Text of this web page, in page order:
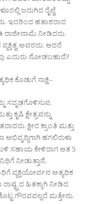
ಜರುಗಿದ ರೈಲ್ವೆ
ಇದರಿಂದ ಹತಾಶರಾದ
ರಾಜೀನಾಮೆ ನೀಡಿದರು.
ಅವರದು. ಆದರೆ
ಎದುರು ನೋಡಬಹುದೆ?
ಕೊಡುಗೆ ಸಾಕ್ಷಿ–
ಸದೃಢಗೊಳಿಸುವ,
ಕೃಷಿ ಕ್ಷೇತ್ರವನ್ನು
ಕ್ಷೀರ ಕ್ರಾಂತಿ ಮತ್ತು
ಅಭಿವೃದ್ಧಿಗಾಗಿ ಹಗಲಿರುಳು
ಸಹಾಯ ಕೇಳಿದಾಗ ಆತ 5
ನೀಡುತ್ತಾನೆ.
ವ್ಯಕ್ತಿಯೋರ್ವನ ಅತ್ಯಧಿಕ
ಹಿತಕ್ಕಾಗಿ ನೀಡಿದ
ಗೌರವವಲ್ಲದೆ ಮತ್ತೇನು.